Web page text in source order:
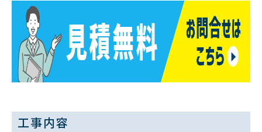
工事内容